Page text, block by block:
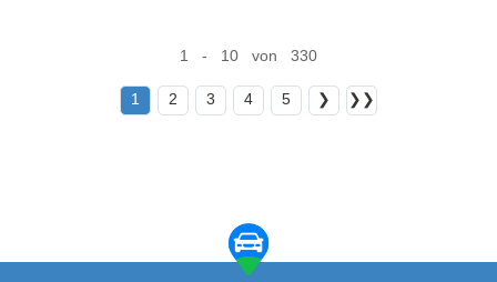
1 - 10 von 330
1 2 3 4 5 ❯ ❯❯